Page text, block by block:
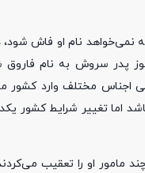
نمی‌خواهد نام او فاش
بود که هنوز پدر سروش به نام
اجناس مختلف وارد
اما تغییر شرایط کشور
او را تعقیب